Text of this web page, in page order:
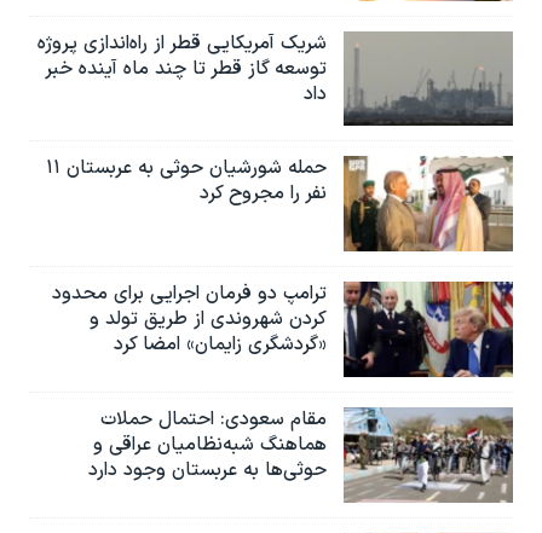
شریک آمریکایی قطر از راه‌اندازی پروژه
توسعه گاز قطر تا چند ماه آینده خبر
داد
حمله شورشیان حوثی به عربستان ۱۱
نفر را مجروح کرد
ترامپ دو فرمان اجرایی برای محدود
کردن شهروندی از طریق تولد و
«گردشگری زایمان» امضا کرد
مقام سعودی: احتمال حملات
هماهنگ شبه‌نظامیان عراقی و
حوثی‌ها به عربستان وجود دارد